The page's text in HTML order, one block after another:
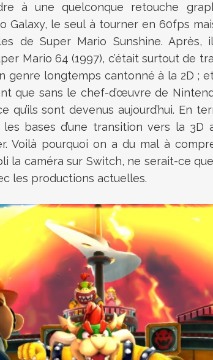
à une quelconque retouche
Galaxy, le seul à tourner en 60fps
de Super Mario Sunshine. Après,
Mario 64 (1997), c’était surtout de
genre longtemps cantonné à la 2D ;
que sans le chef-d’œuvre de
sont devenus aujourd’hui. En
bases d’une transition vers la 3D
Voilà pourquoi on a du mal à
la caméra sur Switch, ne serait-ce
les productions actuelles.